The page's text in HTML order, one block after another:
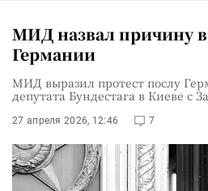
МИД назвал причину
Германии
МИД выразил протест послу
депутата Бундестага в Киеве с
27 апреля 2026, 12:46 7